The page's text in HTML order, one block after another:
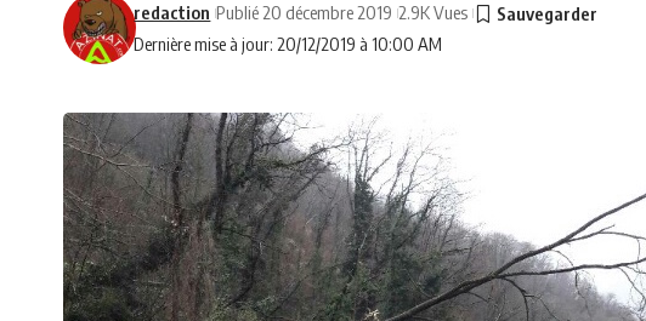
Dernière mise à jour: 20/12/2019 à 10:00 AM
redaction Publié 20 décembre 2019 2.9K Vues